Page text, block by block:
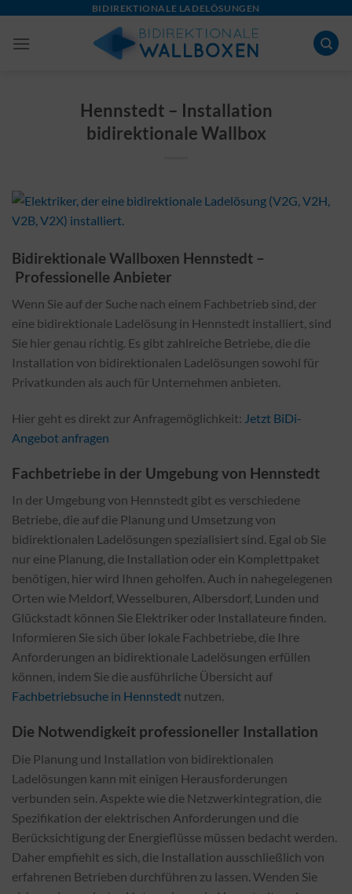
content
BIDIREKTIONALE LADELÖSUNGEN
Hennstedt – Installation
bidirektionale Wallbox
Bidirektionale Wallboxen Hennstedt –
Professionelle Anbieter
Wenn Sie auf der Suche nach einem Fachbetrieb sind, der
eine bidirektionale Ladelösung in Hennstedt installiert, sind
Sie hier genau richtig. Es gibt zahlreiche Betriebe, die die
Installation von bidirektionalen Ladelösungen sowohl für
Privatkunden als auch für Unternehmen anbieten.
Hier geht es direkt zur Anfragemöglichkeit: Jetzt BiDi-
Angebot anfragen
Fachbetriebe in der Umgebung von Hennstedt
In der Umgebung von Hennstedt gibt es verschiedene
Betriebe, die auf die Planung und Umsetzung von
bidirektionalen Ladelösungen spezialisiert sind. Egal ob Sie
nur eine Planung, die Installation oder ein Komplettpaket
benötigen, hier wird Ihnen geholfen. Auch in nahegelegenen
Orten wie Meldorf, Wesselburen, Albersdorf, Lunden und
Glückstadt können Sie Elektriker oder Installateure finden.
Informieren Sie sich über lokale Fachbetriebe, die Ihre
Anforderungen an bidirektionale Ladelösungen erfüllen
können, indem Sie die ausführliche Übersicht auf
Fachbetriebsuche in Hennstedt nutzen.
Die Notwendigkeit professioneller Installation
Die Planung und Installation von bidirektionalen
Ladelösungen kann mit einigen Herausforderungen
verbunden sein. Aspekte wie die Netzwerkintegration, die
Spezifikation der elektrischen Anforderungen und die
Berücksichtigung der Energieflüsse müssen bedacht werden.
Daher empfiehlt es sich, die Installation ausschließlich von
erfahrenen Betrieben durchführen zu lassen. Wenden Sie